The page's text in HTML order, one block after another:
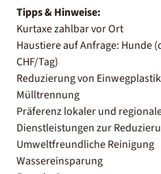
Tipps & Hinweise:
Kurtaxe zahlbar vor Ort
Haustiere auf Anfrage: Hunde
CHF/Tag)
Reduzierung von Einwegplastik
Mülltrennung
Präferenz lokaler und
Dienstleistungen zur
Umweltfreundliche Reinigung
Wassereinsparung